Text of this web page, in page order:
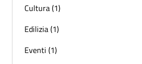
Cultura (1)
Edilizia (1)
Eventi (1)